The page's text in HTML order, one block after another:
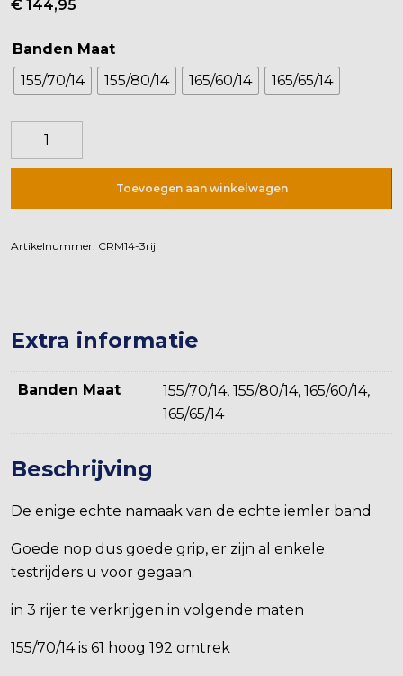
€ 144,95
Banden Maat
155/70/14
155/80/14 165/60/14 165/65/14
14
Toevoegen aan winkelwagen
Artikelnummer: CRM14-3rij
Beschrijving
De enige echte namaak van de echte iemler band
Goede nop dus goede grip, er zijn al enkele
testrijders u voor gegaan.
in 3 rijer te verkrijgen in volgende maten
155/70/14 is 61 hoog 192 omtrek
Extra informatie
Banden Maat
155/70/14, 155/80/14, 165/60/14,
165/65/14